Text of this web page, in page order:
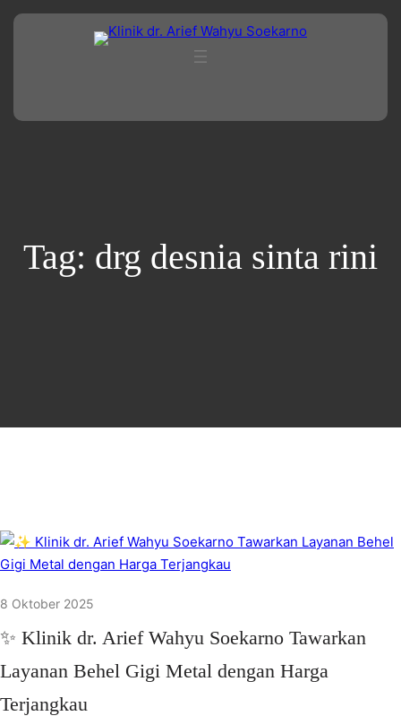
Lewati
Tag: drg desnia sinta rini
8 Oktober 2025
✨ Klinik dr. Arief Wahyu Soekarno Tawarkan
Layanan Behel Gigi Metal dengan Harga
Terjangkau